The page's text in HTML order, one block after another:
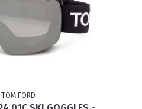
CLÁSSICO
TOM FORD